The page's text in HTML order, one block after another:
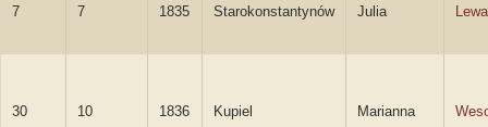
7 7 1835 Starokonstantynów Julia
30 10 1836 Kupiel Marianna